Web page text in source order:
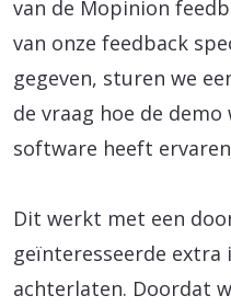
van de Mopinion
van onze feedback
gegeven, sturen we
de vraag hoe de demo
software heeft
Dit werkt met een
geïnteresseerde
achterlaten. Doordat